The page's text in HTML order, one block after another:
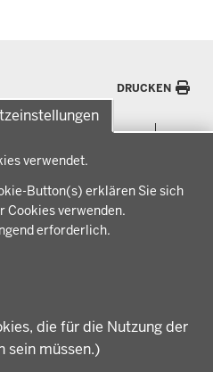
verwendet.
Button(s) erklären Sie sich
Cookies verwenden.
erforderlich.
die für die Nutzung der
sein müssen.)
DRUCKEN